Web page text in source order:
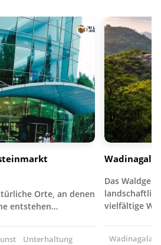
Orte, an denen
entstehen…
Unterhaltung
Das
vielfältige
Wadinagala,